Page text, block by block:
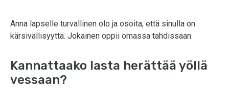
Anna lapselle turvallinen olo ja osoita, että sinulla on
kärsivällisyyttä. Jokainen oppii omassa tahdissaan.
Kannattaako lasta herättää yöllä
vessaan?